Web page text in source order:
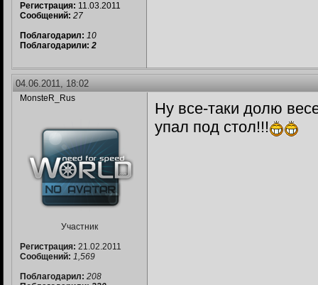
Регистрация: 11.03.2011
Сообщений: 27
Поблагодарил: 10
Поблагодарили: 2
04.06.2011, 18:02
MonsteR_Rus
Участник
Регистрация: 21.02.2011
Сообщений: 1,569
Поблагодарил: 208
Ну все-таки долю
упал под стол!!!